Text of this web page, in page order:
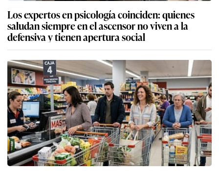
Los expertos en psicología coinciden: quienes
saludan siempre en el ascensor no viven a la
defensiva y tienen apertura social